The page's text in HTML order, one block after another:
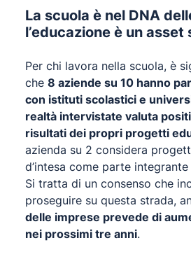
La scuola è nel DNA
l’educazione è un
Per chi lavora nella scuola, è
che 8 aziende su 10 hanno
con istituti scolastici e
realtà intervistate valuta
risultati dei propri progetti
azienda su 2 considera
d’intesa come parte
Si tratta di un consenso che
proseguire su questa strada,
delle imprese prevede di
nei prossimi tre anni.